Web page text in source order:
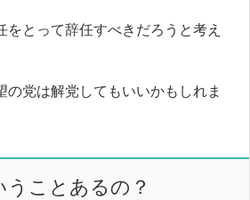
とって辞任すべきだろうと考え
党は解党してもいいかもしれま
ことあるの？